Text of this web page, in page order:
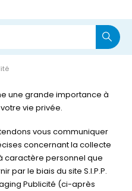
une grande importance à
vie privée.
vous communiquer
concernant la collecte
caractère personnel que
par le biais du site S.I.P.P.
Publicité (ci-après